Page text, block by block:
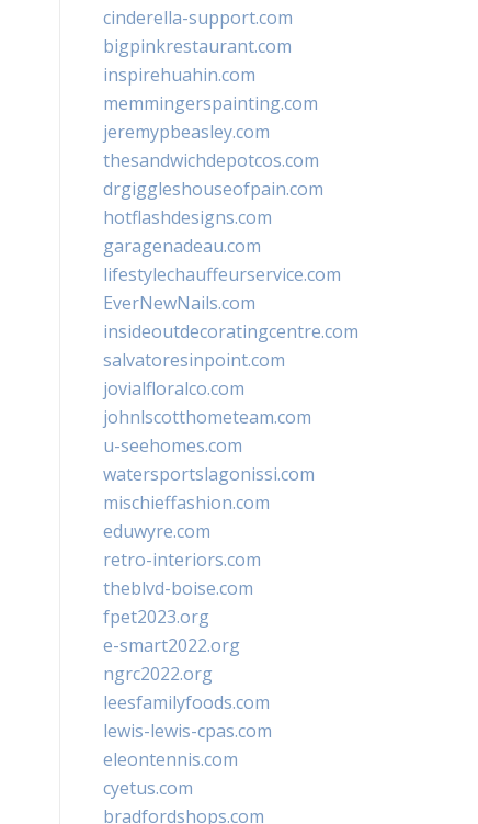
cinderella-support.com
bigpinkrestaurant.com
inspirehuahin.com
memmingerspainting.com
jeremypbeasley.com
thesandwichdepotcos.com
drgiggleshouseofpain.com
hotflashdesigns.com
garagenadeau.com
lifestylechauffeurservice.com
EverNewNails.com
insideoutdecoratingcentre.com
salvatoresinpoint.com
jovialfloralco.com
johnlscotthometeam.com
u-seehomes.com
watersportslagonissi.com
mischieffashion.com
eduwyre.com
retro-interiors.com
theblvd-boise.com
fpet2023.org
e-smart2022.org
ngrc2022.org
leesfamilyfoods.com
lewis-lewis-cpas.com
eleontennis.com
cyetus.com
bradfordshops.com